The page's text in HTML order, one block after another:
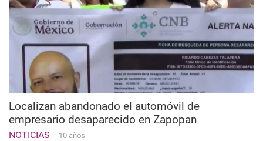
Localizan abandonado el automóvil de
empresario desaparecido en Zapopan
NOTICIAS 10 años